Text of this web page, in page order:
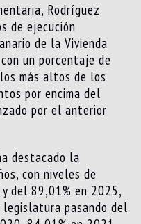
Rodríguez
de ejecución
de la Vivienda
un porcentaje de
más altos de los
por encima del
por el anterior
destacado la
con niveles de
del 89,01% en 2025,
pasando del